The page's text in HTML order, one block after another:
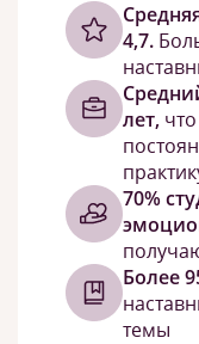
4,7.
лет,
70%
Более
темы